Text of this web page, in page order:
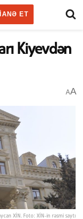
IANƏ ET
Kiyevdən
AA
XİN. Foto: XİN-in rəsmi saytı